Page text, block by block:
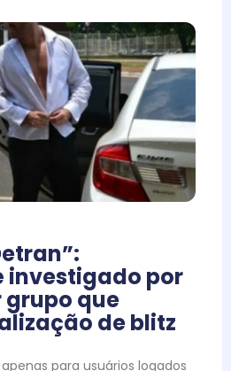
investigado por
que
de blitz
para usuários logados